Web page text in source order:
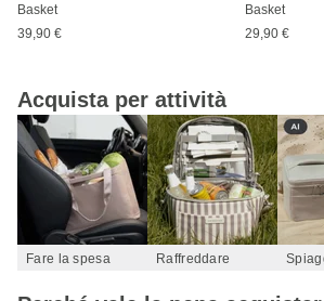
Basket
39,90 €
Basket
29,90 €
Acquista per attività
Fare la spesa Raffreddare